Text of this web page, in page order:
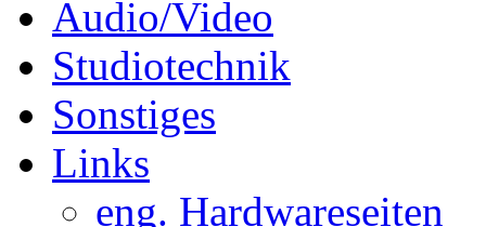
Audio/Video
Studiotechnik
Sonstiges
Links
eng. Hardwareseiten